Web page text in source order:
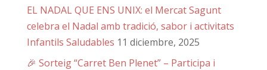
EL NADAL QUE ENS UNIX: el Mercat Sagunt
celebra el Nadal amb tradició, sabor i activitats
Infantils Saludables 11 diciembre, 2025
🎉 Sorteig “Carret Ben Plenet” – Participa i